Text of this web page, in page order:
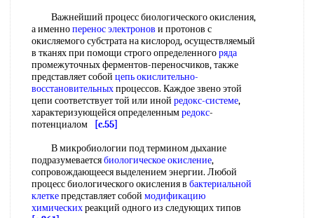
Важнейший процесс биологического окисления,
а именноперенос электронов и протонов с
окисляемого субстрата на кислород, осуществляемый
в тканях при помощи строго определенногоряда
промежуточных ферментов-переносчиков, также
представляет собой цепь окислительно-
восстановительныхпроцессов. Каждое звено этой
цепи соответствует той или иной редокс-системе,
характеризующейся определеннымредокс-
потенциалом
[c.55]
В микробиологии под термином дыхание
подразумеваетсябиологическое окисление,
сопровождающееся выделением энергии. Любой
процесс биологического окисления в бактериальной
клеткепредставляет собой модификацию
химическихреакций одного из следующих типов